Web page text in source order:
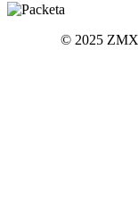
© 2025 ZMX